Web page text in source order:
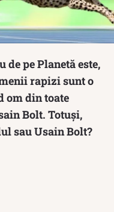
pe Planetă este,
rapizi sunt o
om din toate
Bolt. Totuși,
sau Usain Bolt?